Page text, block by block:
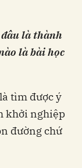
là thành
là bài học
tìm được ý
khởi nghiệp
đường chứ